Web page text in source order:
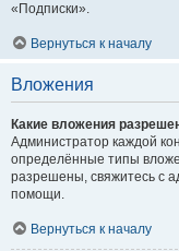
«Подписки».
Вернуться к началу
Вложения
Какие вложения
Администратор каждой
определённые типы
разрешены, свяжитесь с
помощи.
Вернуться к началу